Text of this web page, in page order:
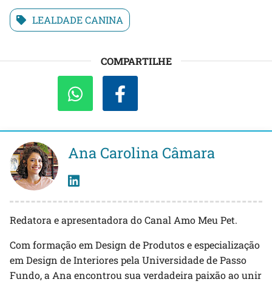
LEALDADE CANINA
COMPARTILHE
Ana Carolina Câmara
Redatora e apresentadora do Canal Amo Meu Pet.
Com formação em Design de Produtos e especialização
em Design de Interiores pela Universidade de Passo
Fundo, a Ana encontrou sua verdadeira paixão ao unir